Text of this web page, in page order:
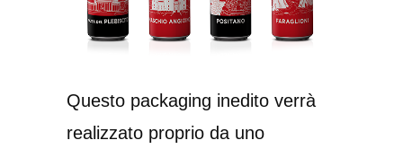
Questo packaging inedito verrà
realizzato proprio da uno